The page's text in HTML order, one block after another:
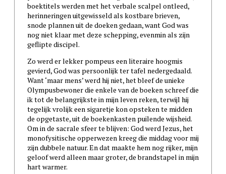
boektitels werden met het verbale scalpel ontleed,
herinneringen uitgewisseld als kostbare brieven,
snode plannen uit de doeken gedaan, want God was
nog niet klaar met deze schepping, evenmin als zijn
geflipte discipel.
Zo werd er lekker pompeus een literaire hoogmis
gevierd, God was persoonlijk ter tafel nedergedaald.
Want ‘maar mens’ werd hij niet, het bleef de unieke
Olympusbewoner die enkele van de boeken schreef die
ik tot de belangrijkste in mijn leven reken, terwijl hij
tegelijk vrolijk een sigaretje kon opsteken te midden
de opgetaste, uit de boekenkasten puilende wijsheid.
Om in de sacrale sfeer te blijven: God werd Jezus, het
monofysitische opperwezen kreeg die middag voor mij
zijn dubbele natuur. En dat maakte hem nog rijker, mijn
geloof werd alleen maar groter, de brandstapel in mijn
hart warmer.